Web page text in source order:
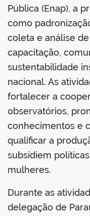
Pública (Enap), a
como
coleta e análise
capacitação,
sustentabilidade
nacional. As
fortalecer a
observatórios,
conhecimentos e
qualificar a
subsidiem
mulheres.
Durante as
delegação de